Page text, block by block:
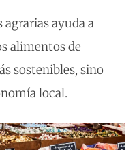
agrarias ayuda a
alimentos de
sostenibles, sino
local.